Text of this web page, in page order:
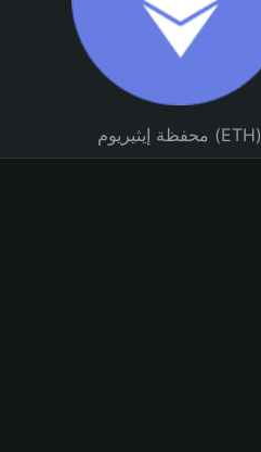
محفظة إيثيريوم (ETH)